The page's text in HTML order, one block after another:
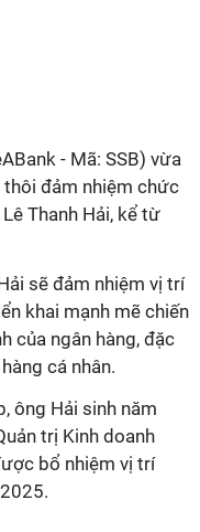
- Mã: SSB) vừa
đảm nhiệm chức
Thanh Hải, kể từ
sẽ đảm nhiệm vị trí
khai mạnh mẽ chiến
của ngân hàng, đặc
cá nhân.
ông Hải sinh năm
trị Kinh doanh
bổ nhiệm vị trí